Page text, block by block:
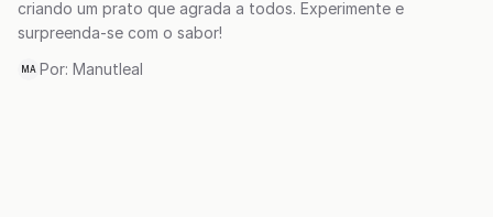
criando um prato que agrada a todos. Experimente e
surpreenda-se com o sabor!
MA Por: Manutleal